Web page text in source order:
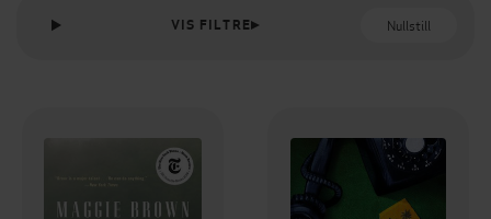
VIS FILTRE Nullstill